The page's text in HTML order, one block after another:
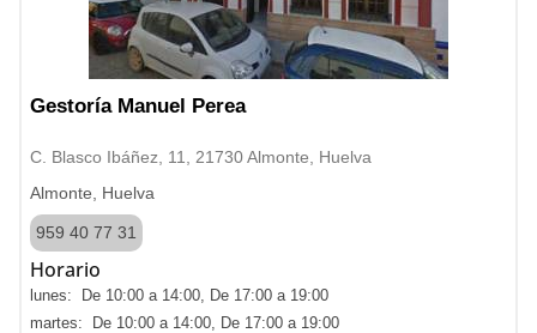
Gestoría Manuel Perea
C. Blasco Ibáñez, 11, 21730 Almonte, Huelva
Almonte, Huelva
959 40 77 31
Horario
lunes: De 10:00 a 14:00, De 17:00 a 19:00
martes: De 10:00 a 14:00, De 17:00 a 19:00